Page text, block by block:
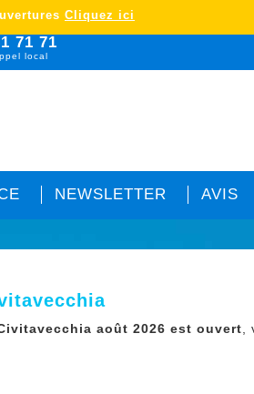
71 71
local
NEWSLETTER AVIS
Cliquez ici
août 2026 est ouvert